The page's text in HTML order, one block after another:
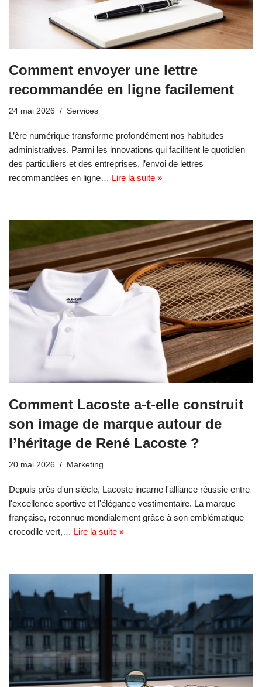
Comment envoyer une lettre
recommandée en ligne facilement
24 mai 2026 Services
L’ère numérique transforme profondément nos habitudes
administratives. Parmi les innovations qui facilitent le quotidien
des particuliers et des entreprises, l’envoi de lettres
recommandées en ligne… Lire la suite »
Comment Lacoste a-t-elle construit
son image de marque autour de
l’héritage de René Lacoste ?
20 mai 2026 Marketing
Depuis près d'un siècle, Lacoste incarne l'alliance réussie entre
l'excellence sportive et l'élégance vestimentaire. La marque
française, reconnue mondialement grâce à son emblématique
crocodile vert,… Lire la suite »